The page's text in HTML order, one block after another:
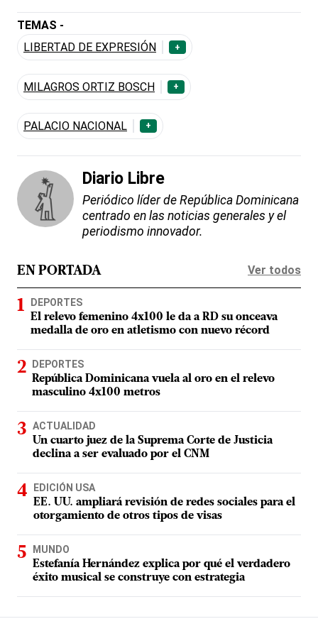
TEMAS -
LIBERTAD DE EXPRESIÓN
+
MILAGROS ORTIZ BOSCH +
PALACIO NACIONAL +
Diario Libre
Periódico líder de República Dominicana
centrado en las noticias generales y el
periodismo innovador.
EN PORTADA Ver todos
DEPORTES
El relevo femenino 4x100 le da a RD su onceava
medalla de oro en atletismo con nuevo récord
DEPORTES
República Dominicana vuela al oro en el relevo
masculino 4x100 metros
ACTUALIDAD
Un cuarto juez de la Suprema Corte de Justicia
declina a ser evaluado por el CNM
EDICIÓN USA
EE. UU. ampliará revisión de redes sociales para el
otorgamiento de otros tipos de visas
MUNDO
Estefanía Hernández explica por qué el verdadero
éxito musical se construye con estrategia